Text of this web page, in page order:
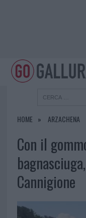
HOME ARZACHENA
Con il
Cannigione